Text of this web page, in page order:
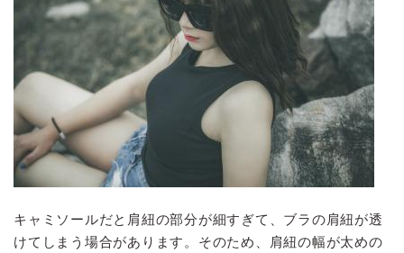
キャミソールだと肩紐の部分が細すぎて、ブラの肩紐が透
けてしまう場合があります。そのため、肩紐の幅が太めの